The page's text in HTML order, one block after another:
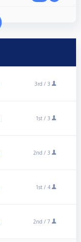
3rd / 3
1st / 3
2nd / 3
1st / 4
2nd / 7